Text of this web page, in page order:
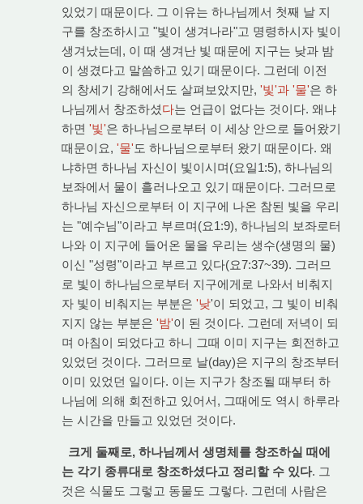
있었기 때문이다. 그 이유는 하나님께서 첫째 날 지
구를 창조하시고 "빛이 생겨나라"고 명령하시자 빛이
생겨났는데, 이 때 생겨난 빛 때문에 지구는 낮과 밤
이 생겼다고 말씀하고 있기 때문이다. 그런데 이전
의 창세기 강해에서도 살펴보았지만, '빛'과 '물'은 하
나님께서 창조하셨다는 언급이 없다는 것이다. 왜냐
하면 '빛'은 하나님으로부터 이 세상 안으로 들어왔기
때문이요, '물'도 하나님으로부터 왔기 때문이다. 왜
냐하면 하나님 자신이 빛이시며(요일1:5), 하나님의
보좌에서 물이 흘러나오고 있기 때문이다. 그러므로
하나님 자신으로부터 이 지구에 나온 참된 빛을 우리
는 "예수님"이라고 부르며(요1:9), 하나님의 보좌로터
나와 이 지구에 들어온 물을 우리는 생수(생명의 물)
이신 "성령"이라고 부르고 있다(요7:37~39). 그러므
로 빛이 하나님으로부터 지구에게로 나와서 비춰지
자 빛이 비춰지는 부분은 '낮'이 되었고, 그 빛이 비춰
지지 않는 부분은 '밤'이 된 것이다. 그런데 저녁이 되
며 아침이 되었다고 하니 그때 이미 지구는 회전하고
있었던 것이다. 그러므로 날(day)은 지구의 창조부터
이미 있었던 일이다. 이는 지구가 창조될 때부터 하
나님에 의해 회전하고 있어서, 그때에도 역시 하루라
는 시간을 만들고 있었던 것이다.
크게 둘째로, 하나님께서 생명체를 창조하실 때에
는 각기 종류대로 창조하셨다고 정리할 수 있다. 그
것은 식물도 그렇고 동물도 그렇다. 그런데 사람은